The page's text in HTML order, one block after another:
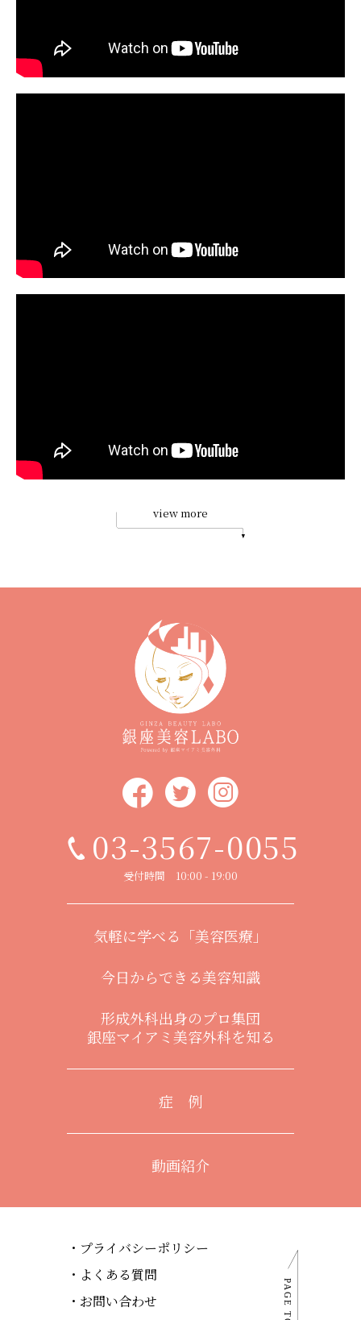
view more
03-3567-0055
受付時間 10:00 - 19:00
気軽に学べる「美容医療」
今日からできる美容知識
形成外科出身のプロ集団
銀座マイアミ美容外科を知る
症 例
動画紹介
プライバシーポリシー
よくある質問
お問い合わせ